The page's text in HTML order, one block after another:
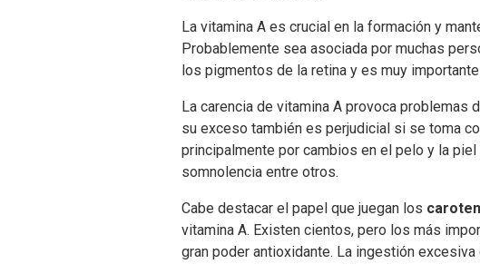
La vitamina A es crucial en la formación y
Probablemente sea asociada por muchas
los pigmentos de la retina y es muy
La carencia de vitamina A provoca
su exceso también es perjudicial si se toma
principalmente por cambios en el pelo y la
somnolencia entre otros.
Cabe destacar el papel que juegan los
vitamina A. Existen cientos, pero los más
gran poder antioxidante. La ingestión